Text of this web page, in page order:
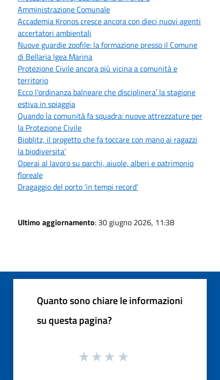
Amministrazione Comunale
Accademia Kronos cresce ancora con dieci nuovi agenti
accertatori ambientali
Nuove guardie zoofile: la formazione presso il Comune
di Bellaria Igea Marina
Protezione Civile ancora più vicina a comunità e
territorio
Ecco l’ordinanza balneare che disciplinera’ la stagione
estiva in spiaggia
Quando la comunità fa squadra: nuove attrezzature per
la Protezione Civile
Bioblitz, il progetto che fa toccare con mano ai ragazzi
la biodiversita’
Operai al lavoro su parchi, aiuole, alberi e patrimonio
floreale
Dragaggio del porto 'in tempi record'
Ultimo aggiornamento: 30 giugno 2026, 11:38
Quanto sono chiare le informazioni
su questa pagina?